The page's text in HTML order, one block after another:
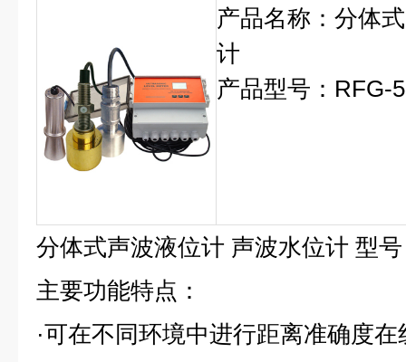
产品名称：分体
计
产品型号：RFG-
分体式声波液位计 声波水位计 型
主要功能特点：
·可在不同环境中进行距离准确度